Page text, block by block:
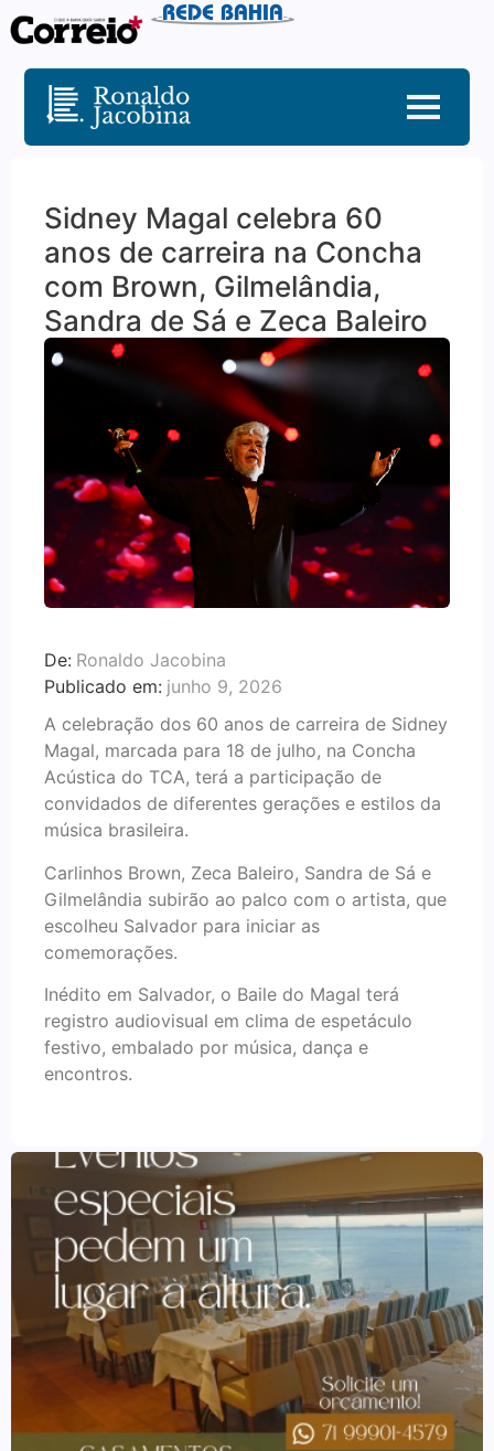
Sidney Magal celebra 60
anos de carreira na Concha
com Brown, Gilmelândia,
Sandra de Sá e Zeca Baleiro
De: Ronaldo Jacobina
Publicado em: junho 9, 2026
A celebração dos 60 anos de carreira de Sidney
Magal, marcada para 18 de julho, na Concha
Acústica do TCA, terá a participação de
convidados de diferentes gerações e estilos da
música brasileira.
Carlinhos Brown, Zeca Baleiro, Sandra de Sá e
Gilmelândia subirão ao palco com o artista, que
escolheu Salvador para iniciar as
comemorações.
Inédito em Salvador, o Baile do Magal terá
registro audiovisual em clima de espetáculo
festivo, embalado por música, dança e
encontros.